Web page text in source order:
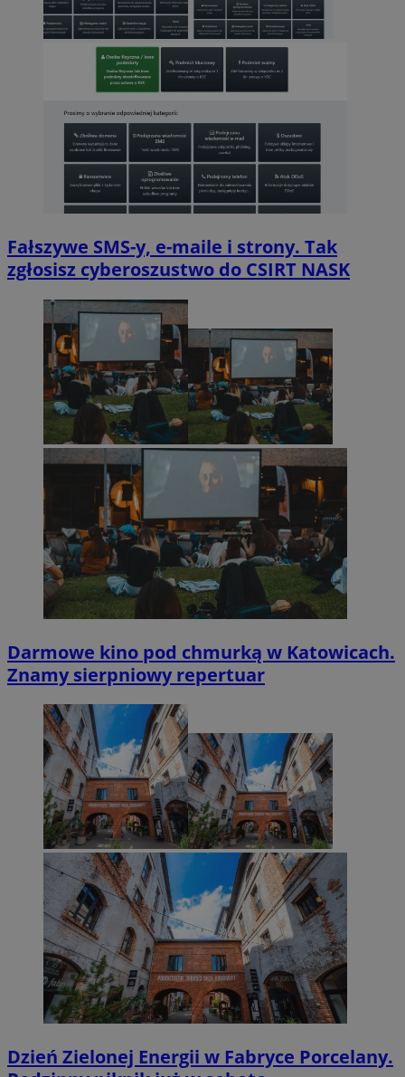
Fałszywe SMS-y, e-maile i strony. Tak
zgłosisz cyberoszustwo do CSIRT NASK
Darmowe kino pod chmurką w Katowicach.
Znamy sierpniowy repertuar
Dzień Zielonej Energii w Fabryce Porcelany.